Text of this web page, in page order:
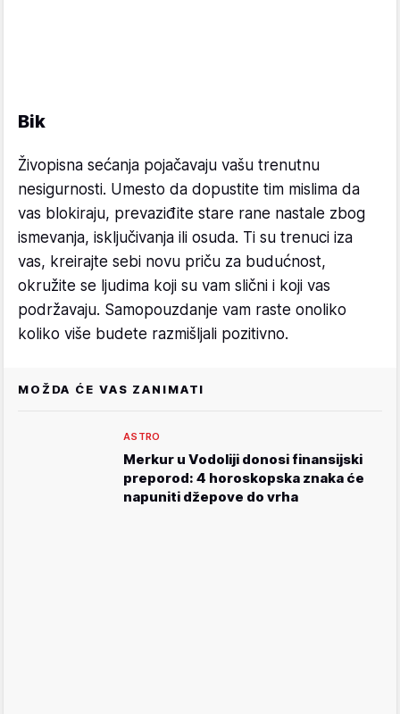
Bik
Živopisna sećanja pojačavaju vašu trenutnu
nesigurnosti. Umesto da dopustite tim mislima da
vas blokiraju, prevaziđite stare rane nastale zbog
ismevanja, isključivanja ili osuda. Ti su trenuci iza
vas, kreirajte sebi novu priču za budućnost,
okružite se ljudima koji su vam slični i koji vas
podržavaju. Samopouzdanje vam raste onoliko
koliko više budete razmišljali pozitivno.
MOŽDA ĆE VAS ZANIMATI
ASTRO
Merkur u Vodoliji donosi finansijski
preporod: 4 horoskopska znaka će
napuniti džepove do vrha